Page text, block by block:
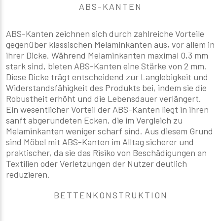
ABS-KANTEN
ABS-Kanten zeichnen sich durch zahlreiche Vorteile
gegenüber klassischen Melaminkanten aus, vor allem in
ihrer Dicke. Während Melaminkanten maximal 0,3 mm
stark sind, bieten ABS-Kanten eine Stärke von 2 mm.
Diese Dicke trägt entscheidend zur Langlebigkeit und
Widerstandsfähigkeit des Produkts bei, indem sie die
Robustheit erhöht und die Lebensdauer verlängert.
Ein wesentlicher Vorteil der ABS-Kanten liegt in ihren
sanft abgerundeten Ecken, die im Vergleich zu
Melaminkanten weniger scharf sind. Aus diesem Grund
sind Möbel mit ABS-Kanten im Alltag sicherer und
praktischer, da sie das Risiko von Beschädigungen an
Textilien oder Verletzungen der Nutzer deutlich
reduzieren.
BETTENKONSTRUKTION